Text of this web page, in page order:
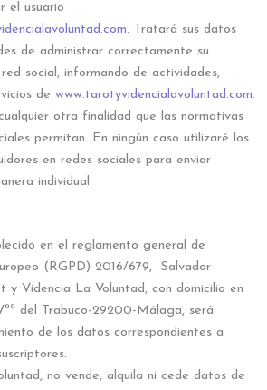
el usuario
. Tratará sus datos
de administrar correctamente su
social, informando de actividades,
de www.tarotyvidencialavoluntad.com.
otra finalidad que las normativas
permitan. En ningún caso utilizaré los
en redes sociales para enviar
individual.
en el reglamento general de
(RGPD) 2016/679, Salvador
y Videncia La Voluntad, con domicilio en
del Trabuco-29200-Málaga, será
de los datos correspondientes a
no vende, alquila ni cede datos de